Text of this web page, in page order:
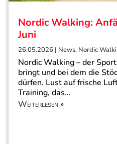
Nordic Walking:
Juni
26.05.2026 | News, Nordic
Nordic Walking – der
bringt und bei dem die
dürfen. Lust auf frische
Training, das...
Weiterlesen »